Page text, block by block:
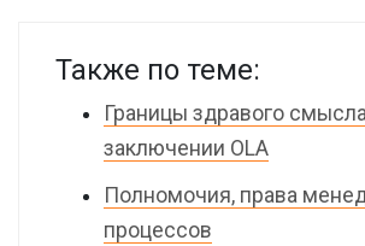
Также по теме:
Границы здравого
заключении OLA
Полномочия, права
процессов